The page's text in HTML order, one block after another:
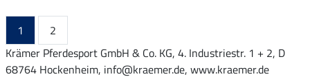
1
2
Krämer Pferdesport GmbH & Co. KG, 4. Industriestr. 1 + 2, D
68764 Hockenheim, info@kraemer.de, www.kraemer.de